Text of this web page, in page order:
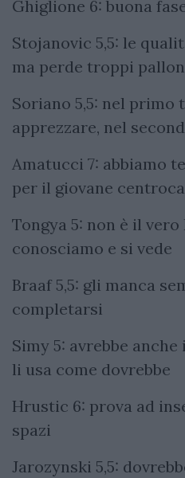
Ghiglione 6: buona
Stojanovic 5,5: le
ma perde troppi
Soriano 5,5: nel primo
apprezzare, nel
Amatucci 7: abbiamo
per il giovane
Tongya 5: non è il
conosciamo e si vede
Braaf 5,5: gli manca
completarsi
Simy 5: avrebbe
li usa come dovrebbe
Hrustic 6: prova ad
spazi
Jarozynski 5,5: